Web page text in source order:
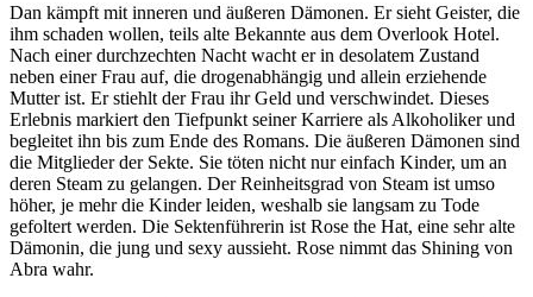
Dan kämpft mit inneren und äußeren Dämonen. Er sieht Geister, die
ihm schaden wollen, teils alte Bekannte aus dem Overlook Hotel.
Nach einer durchzechten Nacht wacht er in desolatem Zustand
neben einer Frau auf, die drogenabhängig und allein erziehende
Mutter ist. Er stiehlt der Frau ihr Geld und verschwindet. Dieses
Erlebnis markiert den Tiefpunkt seiner Karriere als Alkoholiker und
begleitet ihn bis zum Ende des Romans. Die äußeren Dämonen sind
die Mitglieder der Sekte. Sie töten nicht nur einfach Kinder, um an
deren Steam zu gelangen. Der Reinheitsgrad von Steam ist umso
höher, je mehr die Kinder leiden, weshalb sie langsam zu Tode
gefoltert werden. Die Sektenführerin ist Rose the Hat, eine sehr alte
Dämonin, die jung und sexy aussieht. Rose nimmt das Shining von
Abra wahr.